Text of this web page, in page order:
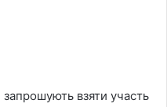
взяти участь